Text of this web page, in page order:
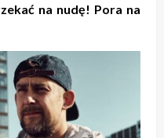
na nudę! Pora na